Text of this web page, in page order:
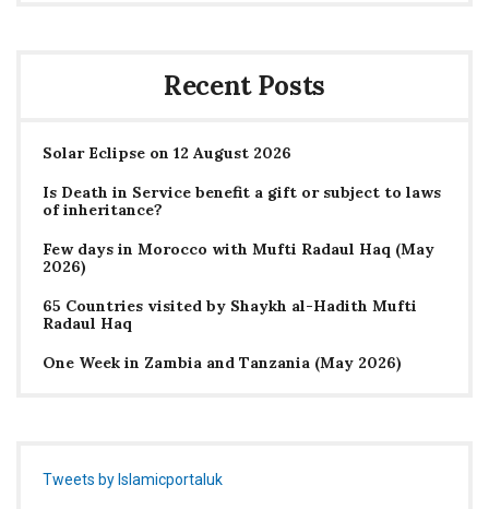
Recent Posts
Solar Eclipse on 12 August 2026
Is Death in Service benefit a gift or subject to laws
of inheritance?
Few days in Morocco with Mufti Radaul Haq (May
2026)
65 Countries visited by Shaykh al-Hadith Mufti
Radaul Haq
One Week in Zambia and Tanzania (May 2026)
Tweets by Islamicportaluk